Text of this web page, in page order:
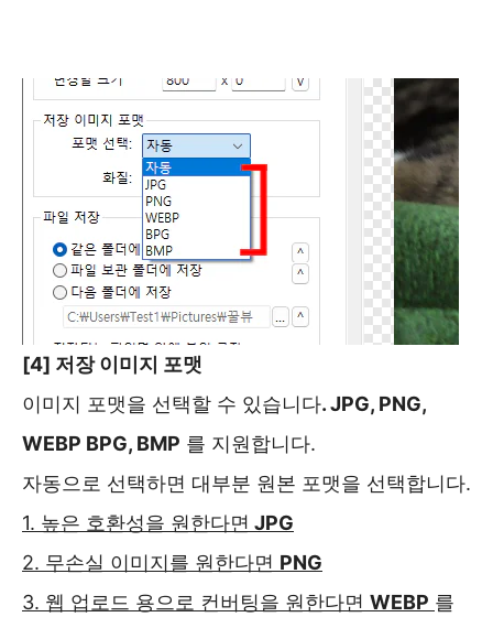
[4] 저장 이미지 포맷
이미지 포맷을 선택할 수 있습니다. JPG, PNG,
WEBP BPG, BMP 를 지원합니다.
자동으로 선택하면 대부분 원본 포맷을 선택합니다.
1. 높은 호환성을 원한다면 JPG
2. 무손실 이미지를 원한다면 PNG
3. 웹 업로드 용으로 컨버팅을 원한다면 WEBP 를